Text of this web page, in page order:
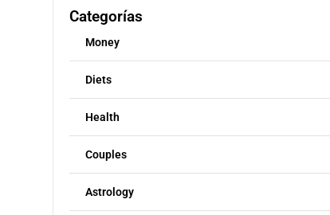
Categorías
Money
Diets
Health
Couples
Astrology